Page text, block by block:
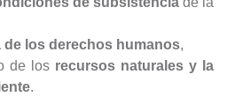
de los derechos humanos,
de los recursos naturales y la
.